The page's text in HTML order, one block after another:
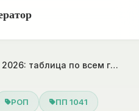
2026: таблица по всем г…
РОП ПП 1041